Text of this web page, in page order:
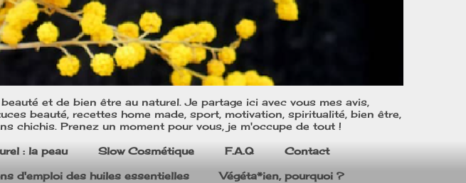
et de bien être au naturel. Je partage ici avec vous mes avis,
beauté, recettes home made, sport, motivation, spiritualité, bien être,
chichis. Prenez un moment pour vous, je m'occupe de tout !
: la peau Slow Cosmétique F.A.Q Contact
d'emploi des huiles essentielles Végéta*ien, pourquoi ?